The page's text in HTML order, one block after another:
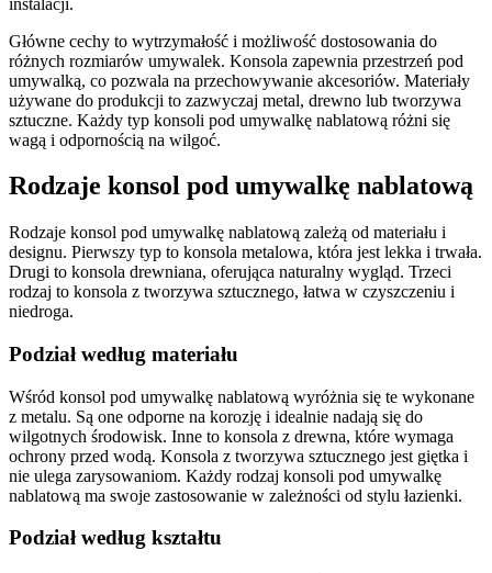
Główne cechy to wytrzymałość i możliwość dostosowania do
różnych rozmiarów umywalek. Konsola zapewnia przestrzeń pod
umywalką, co pozwala na przechowywanie akcesoriów. Materiały
używane do produkcji to zazwyczaj metal, drewno lub tworzywa
sztuczne. Każdy typ konsoli pod umywalkę nablatową różni się
wagą i odpornością na wilgoć.
Rodzaje konsol pod umywalkę nablatową
Rodzaje konsol pod umywalkę nablatową zależą od materiału i
designu. Pierwszy typ to konsola metalowa, która jest lekka i trwała.
Drugi to konsola drewniana, oferująca naturalny wygląd. Trzeci
rodzaj to konsola z tworzywa sztucznego, łatwa w czyszczeniu i
niedroga.
Podział według materiału
Wśród konsol pod umywalkę nablatową wyróżnia się te wykonane
z metalu. Są one odporne na korozję i idealnie nadają się do
wilgotnych środowisk. Inne to konsola z drewna, które wymaga
ochrony przed wodą. Konsola z tworzywa sztucznego jest giętka i
nie ulega zarysowaniom. Każdy rodzaj konsoli pod umywalkę
nablatową ma swoje zastosowanie w zależności od stylu łazienki.
Podział według kształtu